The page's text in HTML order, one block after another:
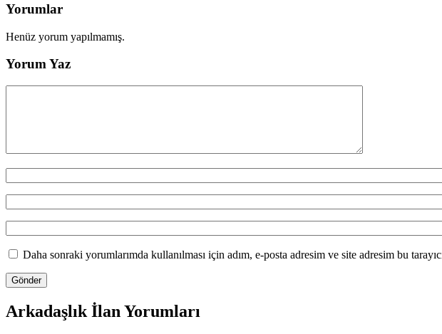
Yorumlar
Henüz yorum yapılmamış.
Yorum Yaz
Daha sonraki yorumlarımda kullanılması için adım, e-posta adresim ve site adresim bu
Arkadaşlık İlan Yorumları